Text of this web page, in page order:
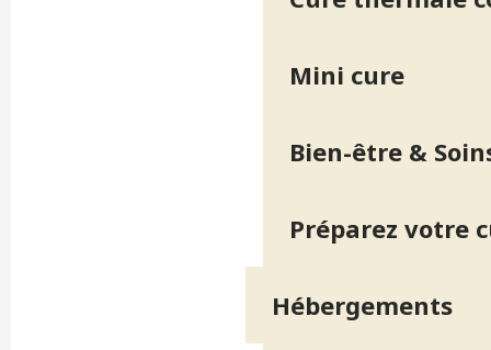
Mini cure
Bien-être &
Préparez votre
Hébergements